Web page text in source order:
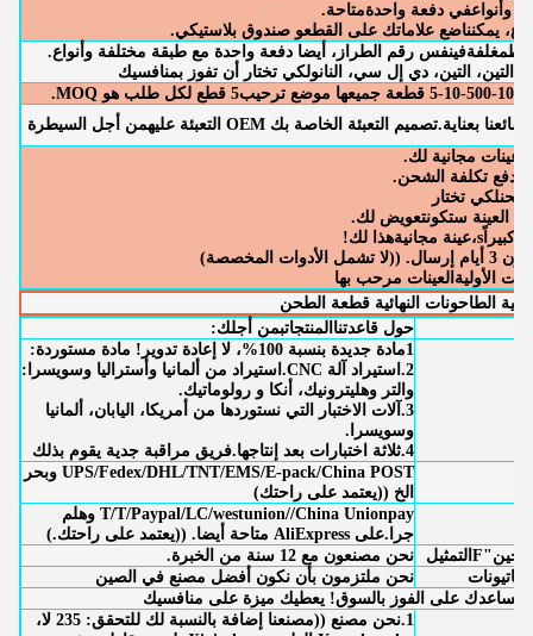
و أنواعفي دفعة واحدةمتاحة.
ضع علاماتك على القطعو صندوق بلاستيكي.
مغلفةفينفس رقم الطراز ، أيضا دفعة واحدة مع طبقة مختلفة وأنواع.
لكي تختار أن تفوز بمنافسيك
قطعة جميعها موضع ترحيب
5 قطع لكل طلب هو MOQ.
بعناية.تصميم التعبئة الخاصة بك OEM التعبئة عليه
من أجل السيطرة
عينات مجانية لك.
دفع تكلفة الشحن.
لكي تختار
العينة ستكونتعويض لك.
كبيراً s، عينة مجانيةهذا لك!
الأدوات المخصصة)
الأولية العينات مرحب بها
حول قاعدتنا المنتجاتبمن أجلك:
1مادة جديدة بنسبة 100%، لا إعادة تدوير! مادة مستوردة:
2.استيراد آلة CNC.استيراد من ألمانيا وأستراليا وسويسرا:
والتر وهليترونيك، أنكا و رولوماتيك.
3.آلات الاختبار التي نستوردها من أمريكا، اليابان، ألمانيا
وسويسرا.
4.ثلاثة اختبارات بعد إنتاجها.فريق مراقبة جدية يقوم بذلك
UPS/Fedex/DHL/TNT/EMS/E-pack/China POST وبحر
الخ ((يعتمد على راحتك)
T/T/Paypal/LC/westunion//China Unionpay وهلم
جرا.على AliExpress متاحة أيضا. ((يعتمد على راحتك.)
F التمثيل
نحن مصنعون مع 12 سنة من الخبرة.
الكاتيونات
نحن ملتزمون بأن نكون أفضل مصنع في الصين
يساعدك على الفوز بالسوق! يعطيك ميزة على منافسيك
1.
نحن مصنع ((مصنعنا إضافة بالنسبة لك للتحقق: 235 لا،